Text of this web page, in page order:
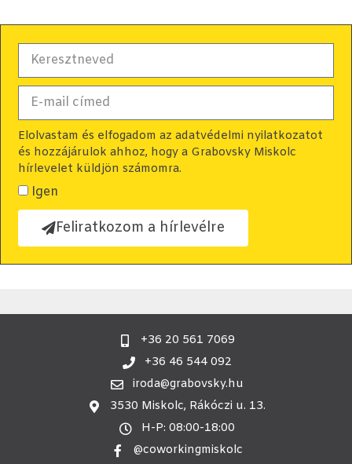
Elolvastam és elfogadom az adatvédelmi nyilatkozatot
és hozzájárulok ahhoz, hogy a Grabovsky Miskolc
hírlevelet küldjön számomra.
Igen
Feliratkozom a hírlevélre
+36 20 561 7069
+36 46 544 092
iroda@grabovsky.hu
3530 Miskolc, Rákóczi u. 13.
H-P: 08:00-18:00
@coworkingmiskolc